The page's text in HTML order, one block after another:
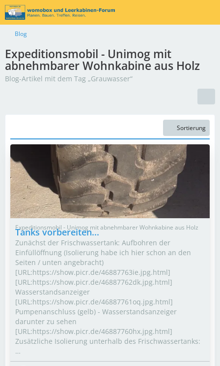
Blog
Expeditionsmobil - Unimog mit
abnehmbarer Wohnkabine aus Holz
Blog-Artikel mit dem Tag „Grauwasser“
Sortierung
Expeditionsmobil - Unimog mit abnehmbarer Wohnkabine aus Holz
Tanks vorbereiten...
Zunächst der Frischwassertank: Aufbohren der
Einfüllöffnung (Isolierung habe ich hier schon an den
Seiten / unten angebracht)
[URL:https://show.picr.de/46887763ie.jpg.html]
[URL:https://show.picr.de/46887762dk.jpg.html]
Wasserstandsanzeiger
[URL:https://show.picr.de/46887761oq.jpg.html]
Pumpenanschluss (gelb) - Wasserstandsanzeiger
darunter zu sehen
[URL:https://show.picr.de/46887760hx.jpg.html]
Zusätzliche Isolierung unterhalb des Frischwassertanks:
…